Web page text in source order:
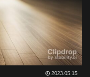
2023.05.15